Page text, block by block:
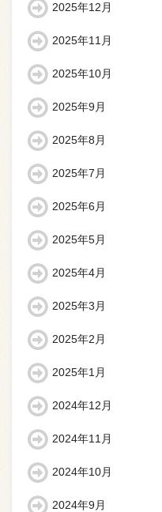
2025年12月
2025年11月
2025年10月
2025年9月
2025年8月
2025年7月
2025年6月
2025年5月
2025年4月
2025年3月
2025年2月
2025年1月
2024年12月
2024年11月
2024年10月
2024年9月